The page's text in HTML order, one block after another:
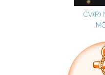
CV(R)